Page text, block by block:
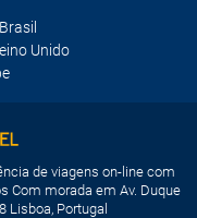
Brasil
Unido
de viagens on-line com
Com morada em Av. Duque
Lisboa, Portugal